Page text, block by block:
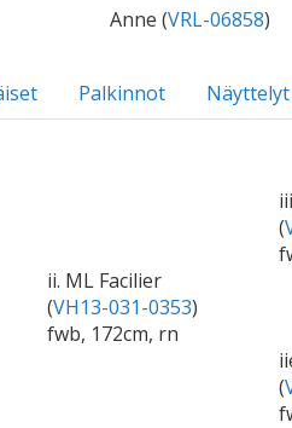
Anne (VRL-06858)
Palkinnot Näyttelyt
ii. ML Facilier
(VH13-031-0353)
fwb, 172cm, rn
(
(